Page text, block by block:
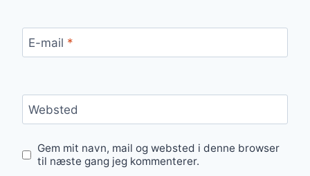
E-mail *
Websted
Gem mit navn, mail og websted i denne browser
til næste gang jeg kommenterer.